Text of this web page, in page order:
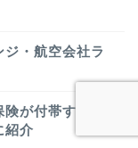
・航空会社ラ
が付帯するク
紹介